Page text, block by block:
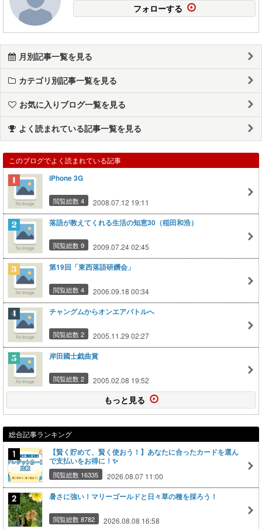
フォローする
月別記事一覧を見る
カテゴリ別記事一覧を見る
お気に入りブログ一覧を見る
よく読まれている記事一覧を見る
このブログでよく読まれている記事
iPhone 3G
閲覧総数 4 2008.07.12 19:11
落語が教えてくれる生活の知恵30（稲田和浩）
閲覧総数 9 2009.07.24 02:45
第19回「東西落語研鑽会」
閲覧総数 4 2006.09.18 00:34
チャングムからオンエアバトルへ
閲覧総数 2 2005.11.29 02:27
岸田國士戯曲賞
閲覧総数 2 2005.02.08 19:52
もっと見る
総合記事ランキング
【賢く貯めて、賢く使おう！】あなたに合ったカードを選ん
で支払いをお得に！✨
閲覧総数 16335 2026.08.07 11:00
暑さに強い！マリーゴールドと日々草の種を採ろう！
閲覧総数 8782 2026.08.08 16:58